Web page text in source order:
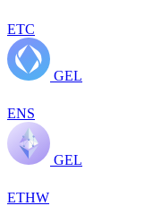
ETC
GEL
ENS
GEL
ETHW